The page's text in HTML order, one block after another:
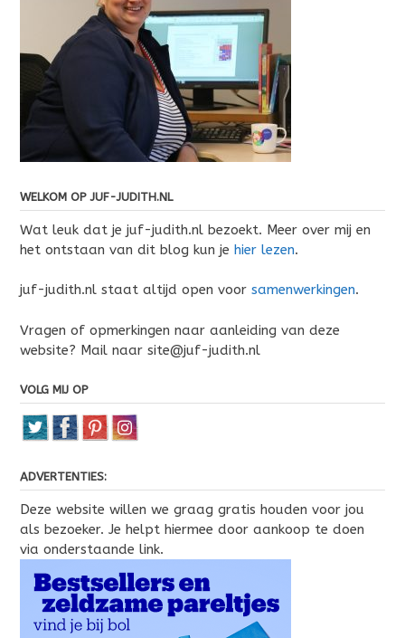
WELKOM OP JUF-JUDITH.NL
Wat leuk dat je juf-judith.nl bezoekt. Meer over mij en
het ontstaan van dit blog kun je hier lezen.
juf-judith.nl staat altijd open voor samenwerkingen.
Vragen of opmerkingen naar aanleiding van deze
website? Mail naar site@juf-judith.nl
VOLG MIJ OP
ADVERTENTIES:
Deze website willen we graag gratis houden voor jou
als bezoeker. Je helpt hiermee door aankoop te doen
via onderstaande link.